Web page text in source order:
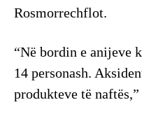
Rosmorrechflot.
“Në bordin e anijeve
14 personash.
produkteve të